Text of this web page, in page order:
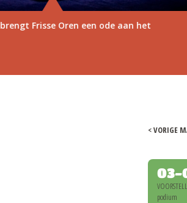
Save the date: Dag van de
< VORIGE
03-
podium